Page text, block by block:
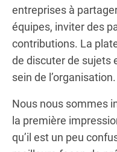
entreprises à
équipes, inviter des
contributions. La
de discuter de sujets
sein de l’organisation.
Nous nous sommes
la première
qu’il est un peu